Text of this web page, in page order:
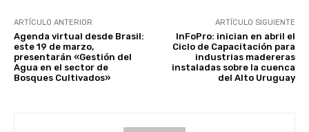
ARTÍCULO ANTERIOR
Agenda virtual desde Brasil:
este 19 de marzo,
presentarán «Gestión del
Agua en el sector de
Bosques Cultivados»
ARTÍCULO SIGUIENTE
InFoPro: inician en abril el
Ciclo de Capacitación para
industrias madereras
instaladas sobre la cuenca
del Alto Uruguay